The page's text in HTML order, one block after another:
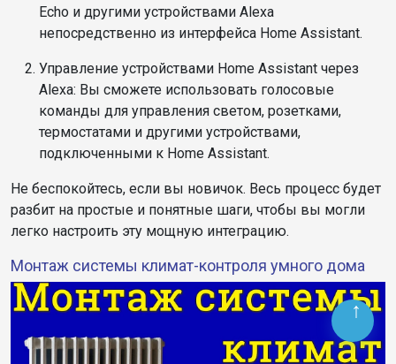
Echo и другими устройствами Alexa
непосредственно из интерфейса Home Assistant.
Управление устройствами Home Assistant через
Alexa: Вы сможете использовать голосовые
команды для управления светом, розетками,
термостатами и другими устройствами,
подключенными к Home Assistant.
Не беспокойтесь, если вы новичок. Весь процесс будет
разбит на простые и понятные шаги, чтобы вы могли
легко настроить эту мощную интеграцию.
Монтаж системы климат-контроля умного дома